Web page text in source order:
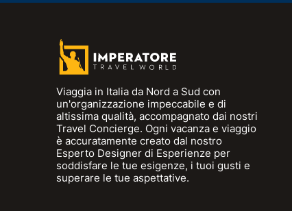
Viaggia in Italia da Nord a Sud con
un'organizzazione impeccabile e di
altissima qualità, accompagnato dai nostri
Travel Concierge. Ogni vacanza e viaggio
è accuratamente creato dal nostro
Esperto Designer di Esperienze per
soddisfare le tue esigenze, i tuoi gusti e
superare le tue aspettative.